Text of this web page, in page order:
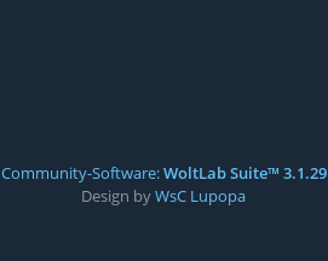
Community-Software:WoltLab Suite™ 3.1.29
Design byWsC Lupopa